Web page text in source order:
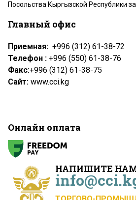
НАПИШИТЕ
Посольства Кыргызской Республики
Главный офис
Приемная: +996 (312) 61-38-72
Телефон : +996 (550) 61-38-76
Факс:+996 (312) 61-38-75
Сайт: www.cci.kg
Онлайн оплата